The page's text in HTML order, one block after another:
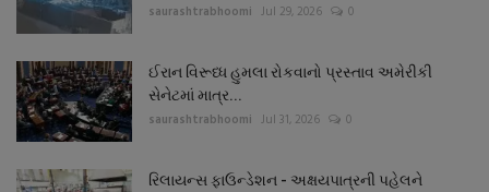
saurashtrabhoomi Jul 29, 2026 0
ઈરાન વિરૂધ્ધ હુમલા રોકવાનો પ્રસ્તાવ અમેરીકી
સેનેટમાં માત્ર...
saurashtrabhoomi Jul 31, 2026 0
રિલાયન્સ ફાઉન્ડેશન - અક્ષયપાત્રની પહેલને